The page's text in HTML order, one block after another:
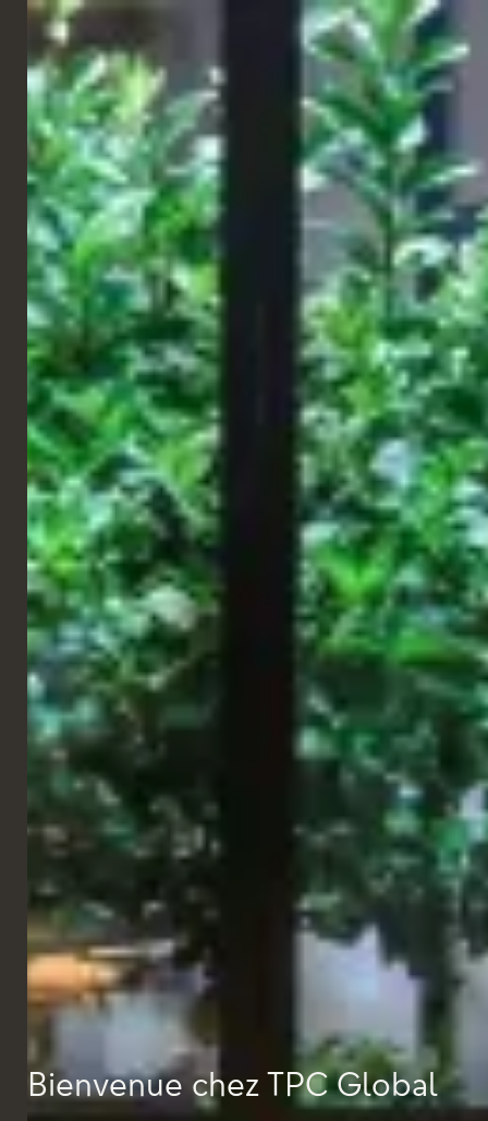
FRANÇAIS
Bienvenue chez TPC Global
CHAINES
Boulangerie Gail
Finsbury Park, Royaume-Uni
Nous accueillons un nouveau Gails à Finsbury Park. Cette
boulangerie s'inspire à la fois du cadre architectural simple et du
pôle créatif plus large.
Le quartier étant lié au théâtre, à la musique et aux arts, la
conception vise à capturer l'esprit de ceux qui créent.
Nos chaises Kite Lounge et nos tabourets de bar Tagg sont
magnifiques dans ce rouge vif.